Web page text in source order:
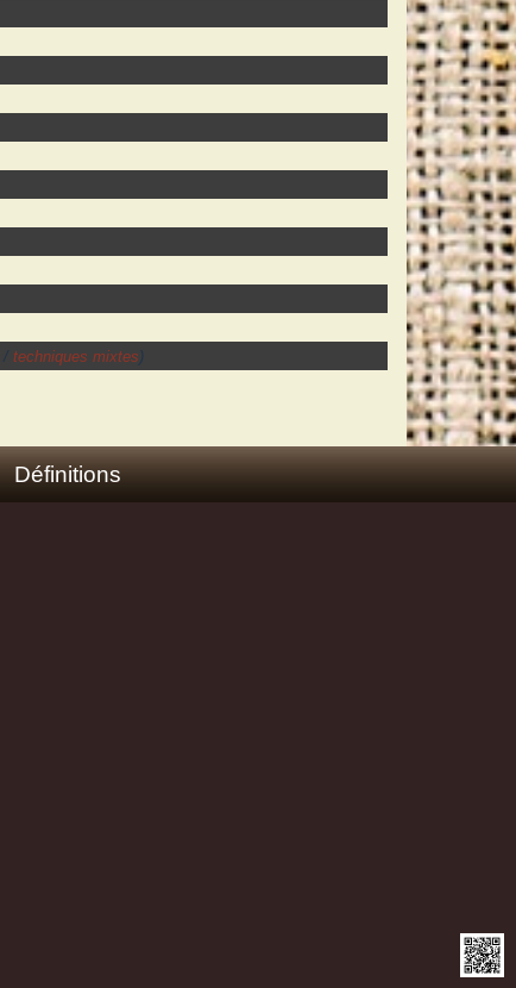
/ techniques mixtes
Définitions